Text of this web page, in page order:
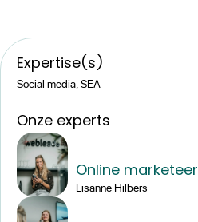
Expertise(s)
Social media, SEA
Onze experts
Online marketeer
Lisanne Hilbers